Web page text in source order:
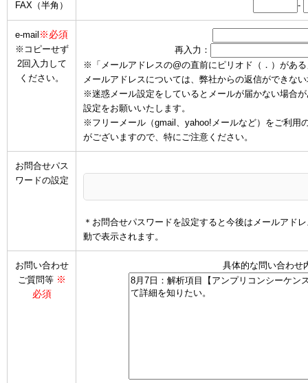
FAX（半角） -
e-mail ※必須
※コピーせず
2回入力して
ください。
再入力：
※「メールアドレスの@の直前にピリオド（．）があ
メールアドレスについては、弊社からの返信ができな
※迷惑メール設定をしているとメールが届かない場合
設定をお願いいたします。
※フリーメール（gmail、yahoo!メールなど）をご利用
がございますので、特にご注意ください。
お問合せパス
ワードの設定
＊お問合せパスワードを設定すると今後はメールアド
動で表示されます。
お問い合わせ
ご質問等 ※
必須
具体的な問い合わせ